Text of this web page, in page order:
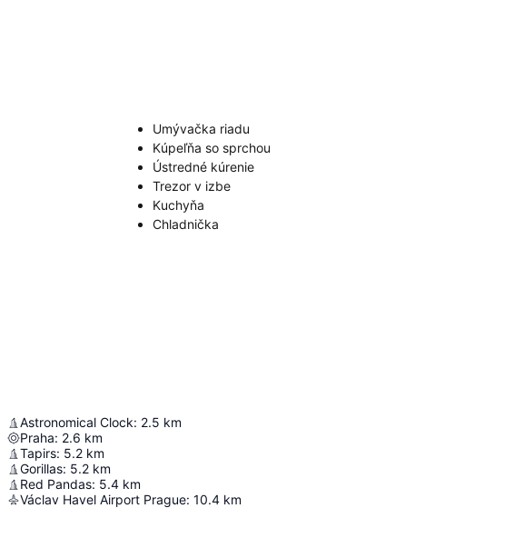
Umývačka riadu
Kúpeľňa so sprchou
Ústredné kúrenie
Trezor v izbe
Kuchyňa
Chladnička
Astronomical Clock: 2.5 km
Praha: 2.6 km
Tapirs: 5.2 km
Gorillas: 5.2 km
Red Pandas: 5.4 km
Václav Havel Airport Prague: 10.4 km